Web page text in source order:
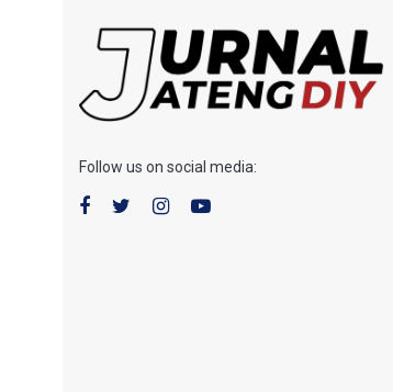
Follow us on social media: